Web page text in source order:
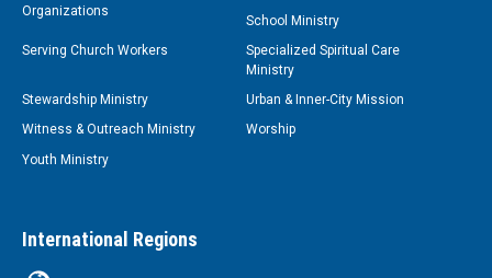
Organizations
School Ministry
Serving Church Workers
Specialized Spiritual Care
Ministry
Stewardship Ministry
Urban & Inner-City Mission
Witness & Outreach Ministry
Worship
Youth Ministry
International Regions